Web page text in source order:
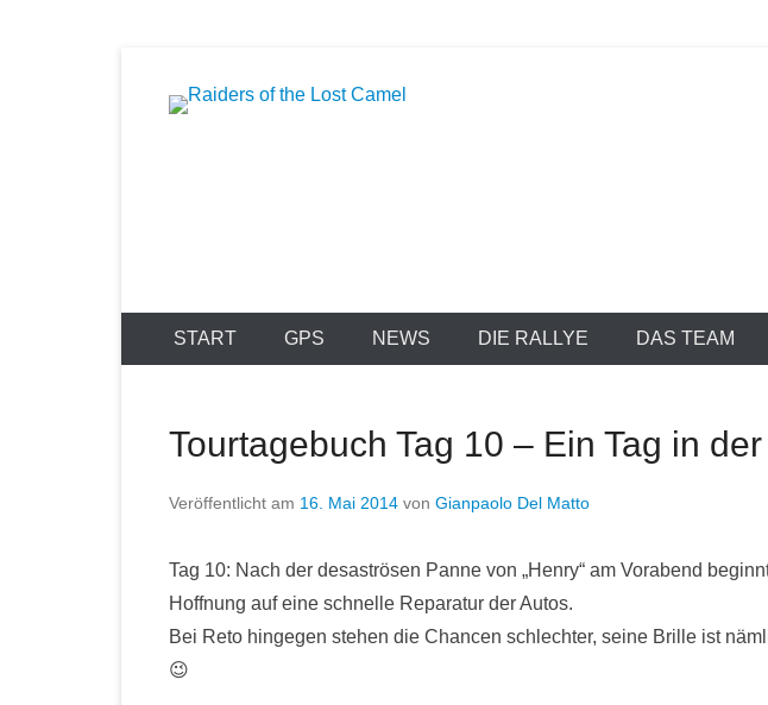
START GPS NEWS DIE RALLYE DAS TEAM
Tourtagebuch Tag 10 – Ein Tag in
Veröffentlicht am 16. Mai 2014 von Gianpaolo Del Matto
Tag 10: Nach der desaströsen Panne von „Henry“ am Vorabend
Hoffnung auf eine schnelle Reparatur der Autos.
Bei Reto hingegen stehen die Chancen schlechter, seine Brille ist
😉